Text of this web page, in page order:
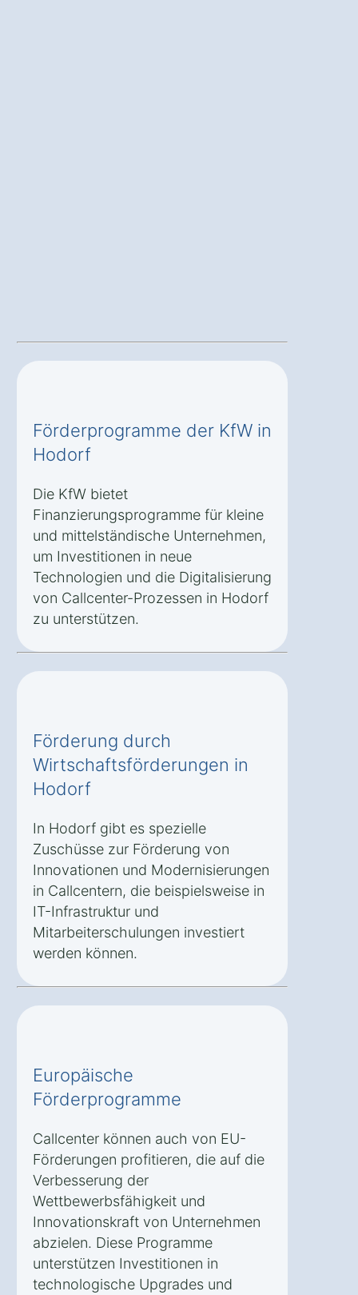
Förderprogramme der KfW in
Hodorf
Die KfW bietet
Finanzierungsprogramme für kleine
und mittelständische Unternehmen,
um Investitionen in neue
Technologien und die Digitalisierung
von Callcenter-Prozessen in Hodorf
zu unterstützen.
Förderung durch
Wirtschaftsförderungen in
Hodorf
In Hodorf gibt es spezielle
Zuschüsse zur Förderung von
Innovationen und Modernisierungen
in Callcentern, die beispielsweise in
IT-Infrastruktur und
Mitarbeiterschulungen investiert
werden können.
Europäische
Förderprogramme
Callcenter können auch von EU-
Förderungen profitieren, die auf die
Verbesserung der
Wettbewerbsfähigkeit und
Innovationskraft von Unternehmen
abzielen. Diese Programme
unterstützen Investitionen in
technologische Upgrades und